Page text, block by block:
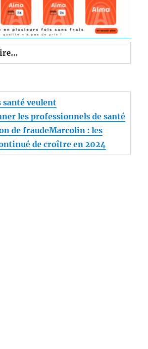
santé veulent
les professionnels de santé
de fraudeMarcolin : les
de croître en 2024